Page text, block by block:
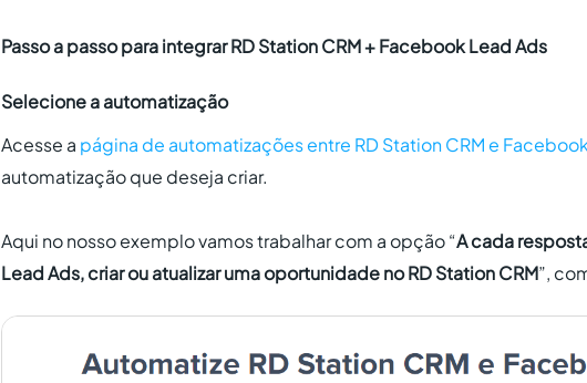
Passo a passo para integrar RD Station CRM + Facebook Lead Ads
Selecione a automatização
Acesse a página de automatizações entre RD Station CRM e
automatização que deseja criar.
Aqui no nosso exemplo vamos trabalhar com a opção “A cada
Lead Ads, criar ou atualizar uma oportunidade no RD Station CRM”,